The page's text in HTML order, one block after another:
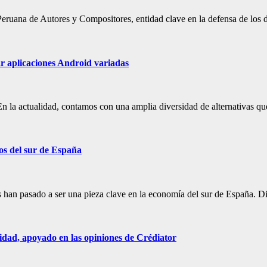
de Autores y Compositores, entidad clave en la defensa de
aplicaciones Android variadas
la actualidad, contamos con una amplia diversidad de alternativas
del sur de España
pasado a ser una pieza clave en la economía del sur de España.
apoyado en las opiniones de Crédiator